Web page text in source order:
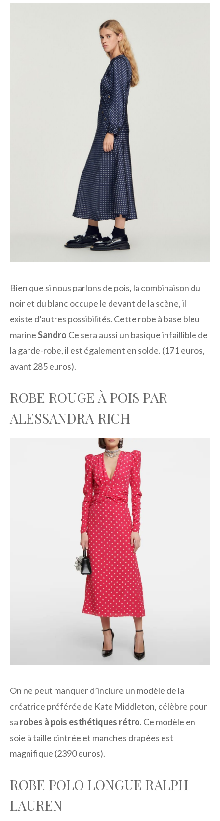
Bien que si nous parlons de pois, la combinaison du
noir et du blanc occupe le devant de la scène, il
existe d’autres possibilités. Cette robe à base bleu
marineSandro Ce sera aussi un basique infaillible de
la garde-robe, il est également en solde. (171 euros,
avant 285 euros).
ROBE ROUGE À POIS PAR
ALESSANDRA RICH
On ne peut manquer d’inclure un modèle de la
créatrice préférée de Kate Middleton, célèbre pour
sa robes à pois esthétiques rétro. Ce modèle en
soie à taille cintrée et manches drapées est
magnifique (2390 euros).
ROBE POLO LONGUE RALPH
LAUREN